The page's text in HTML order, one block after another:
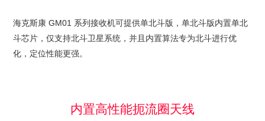
海克斯康 GM01 系列接收机可提供单北斗版，单北斗版内置单北
斗芯片，仅支持北斗卫星系统，并且内置算法专为北斗进行优
化，定位性能更强。
内置高性能扼流圈天线